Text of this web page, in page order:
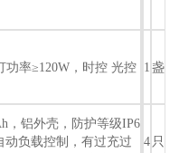
功率≥120W，时控 光控 1 盏
，铝外壳，防护等级IP6
动负载控制，有过充过
4 只